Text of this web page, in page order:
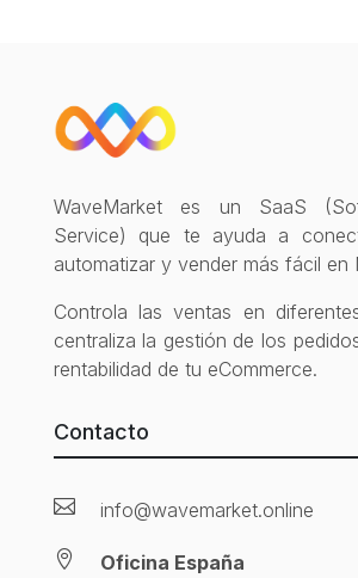
WaveMarket es un SaaS
Service) que te ayuda a
automatizar y vender más fácil en
Controla las ventas en
centraliza la gestión de los
rentabilidad de tu eCommerce.
Contacto
 info@wavemarket.online

Oficina España